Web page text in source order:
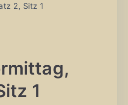
2, Sitz 1
1